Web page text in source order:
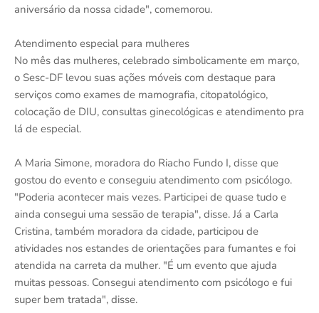
aniversário da nossa cidade", comemorou.
Atendimento especial para mulheres
No mês das mulheres, celebrado simbolicamente em março,
o Sesc-DF levou suas ações móveis com destaque para
serviços como exames de mamografia, citopatológico,
colocação de DIU, consultas ginecológicas e atendimento pra
lá de especial.
A Maria Simone, moradora do Riacho Fundo I, disse que
gostou do evento e conseguiu atendimento com psicólogo.
"Poderia acontecer mais vezes. Participei de quase tudo e
ainda consegui uma sessão de terapia", disse. Já a Carla
Cristina, também moradora da cidade, participou de
atividades nos estandes de orientações para fumantes e foi
atendida na carreta da mulher. "É um evento que ajuda
muitas pessoas. Consegui atendimento com psicólogo e fui
super bem tratada", disse.